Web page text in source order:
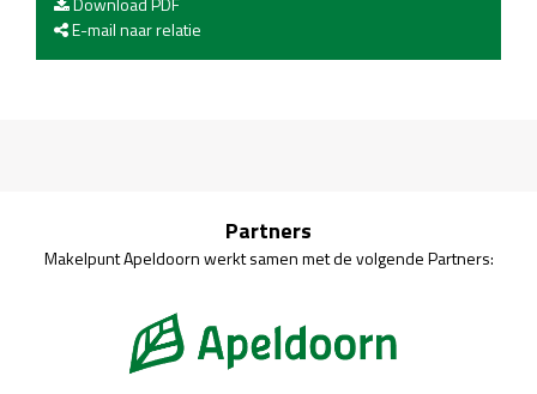
E-mail naar relatie
Partners
Makelpunt Apeldoorn werkt samen met de volgende Partners: